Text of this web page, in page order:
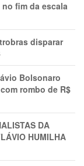
fim da escala
disparar
Bolsonaro
rombo de R$
DA
HUMILHA